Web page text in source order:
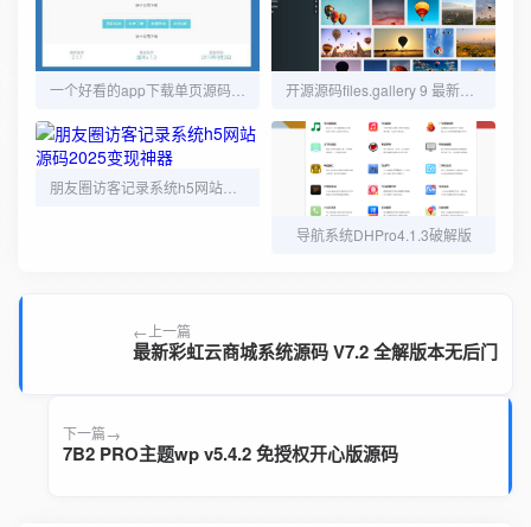
导航系统DHPro4.1.3破解版
上一篇
最新彩虹云商城系统源码 V7.2 全解版本无后门
下一篇
7B2 PRO主题wp v5.4.2 免授权开心版源码